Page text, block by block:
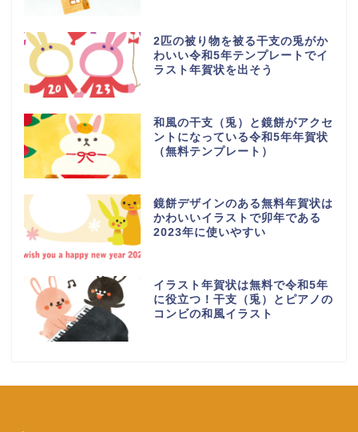
2匹の被り物を被る干支の兎がか
わいい令和5年テンプレートでイ
ラスト年賀状を出そう
和風の干支（兎）と鏡餅がアクセ
ントになっている令和5年年賀状
（無料テンプレート）
鏡餅デザインのある無料年賀状は
かわいいイラストで卯年である
2023年に使いやすい
イラスト年賀状は無料で令和5年
に役立つ！干支（兎）とピアノの
コンビの和風イラスト